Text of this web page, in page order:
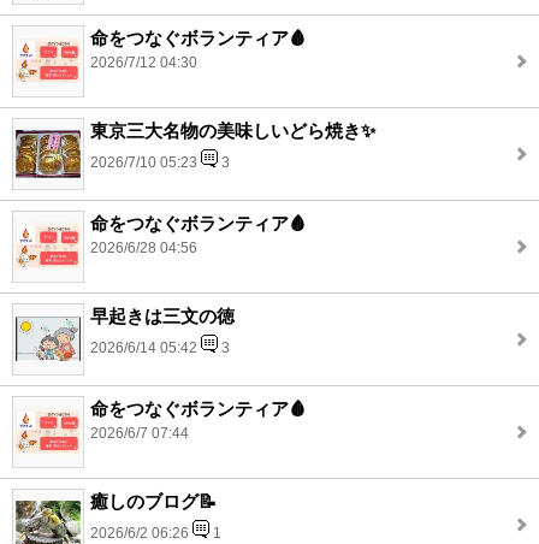
命をつなぐボランティア🩸
2026/7/12 04:30
東京三大名物の美味しいどら焼き✨
2026/7/10 05:23 3
命をつなぐボランティア🩸
2026/6/28 04:56
早起きは三文の徳
2026/6/14 05:42 3
命をつなぐボランティア🩸
2026/6/7 07:44
癒しのブログ📝
2026/6/2 06:26 1